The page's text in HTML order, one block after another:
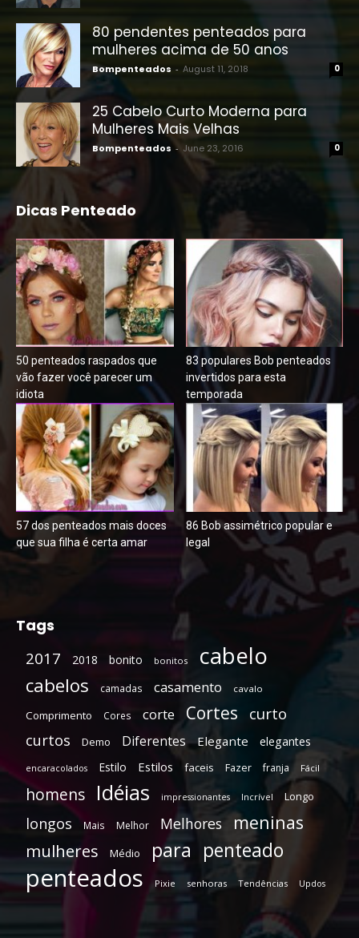
80 pendentes penteados para
mulheres acima de 50 anos
Bompenteados - August 11, 2018 0
25 Cabelo Curto Moderna para
Mulheres Mais Velhas
Bompenteados - June 23, 2016 0
Dicas Penteado
50 penteados raspados que
vão fazer você parecer um
idiota
83 populares Bob penteados
invertidos para esta
temporada
57 dos penteados mais doces
que sua filha é certa amar
86 Bob assimétrico popular e
legal
Tags
2017 2018 bonito bonitos cabelo
cabelos camadas casamento cavalo
Comprimento Cores corte Cortes curto
curtos Demo Diferentes Elegante elegantes
encaracolados Estilo Estilos faceis Fazer franja Fácil
homens Idéias impressionantes Incrível Longo
longos Mais Melhor Melhores meninas
mulheres Médio para penteado
penteados Pixie senhoras Tendências Updos